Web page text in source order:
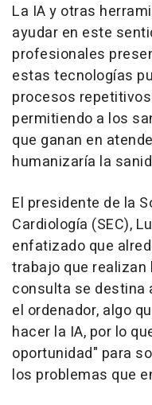
La IA y otras
ayudar en este
profesionales
estas tecnologías
procesos
permitiendo a los
que ganan en
humanizaría la
El presidente de la
Cardiología (SEC),
enfatizado que
trabajo que
consulta se destina
el ordenador, algo
hacer la IA, por lo
oportunidad" para
los problemas que